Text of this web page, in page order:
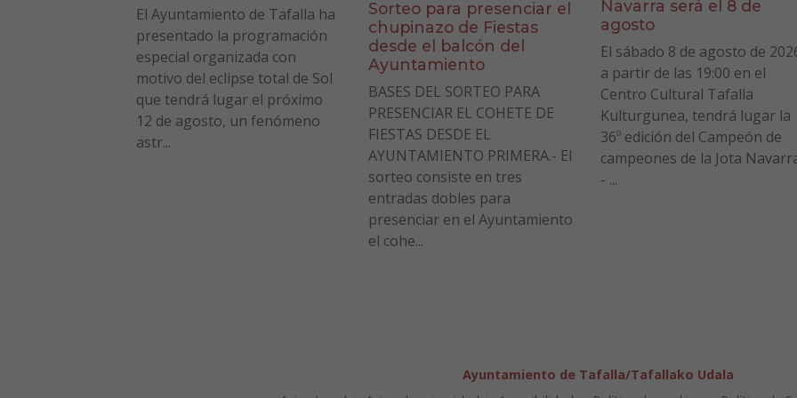
El Ayuntamiento de Tafalla ha
presentado la programación
especial organizada con
motivo del eclipse total de Sol
que tendrá lugar el próximo
12 de agosto, un fenómeno
astr...
Sorteo para presenciar el
chupinazo de Fiestas
desde el balcón del
Ayuntamiento
BASES DEL SORTEO PARA
PRESENCIAR EL COHETE DE
FIESTAS DESDE EL
AYUNTAMIENTO PRIMERA.- El
sorteo consiste en tres
entradas dobles para
presenciar en el Ayuntamiento
el cohe...
Navarra será el 8 de
agosto
El sábado 8 de agosto de
a partir de las 19:00 en el
Centro Cultural Tafalla
Kulturgunea, tendrá lugar la
36º edición del Campeón de
campeones de la Jota
- ...
Ayuntamiento de Tafalla/Tafallako Udala